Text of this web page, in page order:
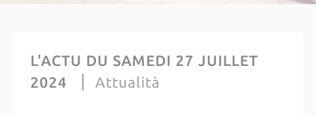
L'ACTU DU SAMEDI 27 JUILLET
2024
Attualità